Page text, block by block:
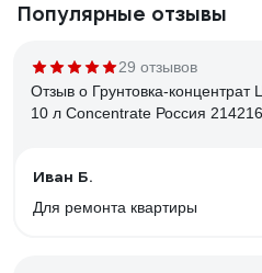
Популярные отзывы
29 отзывов
Отзыв о Грунтовка-концентрат
10 л Concentrate Россия
Иван Б.
Для ремонта квартиры